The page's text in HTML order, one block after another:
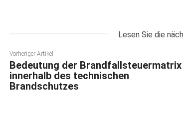
Lesen Sie die
Vorheriger Artikel
Bedeutung der Brandfallsteuermatrix
innerhalb des technischen
Brandschutzes